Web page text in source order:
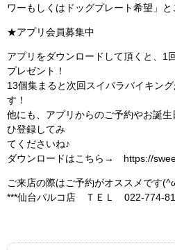
ワーもしくはドッグプレート希望」と
★アプリ会員募集中
アプリをダウンロードして頂くと、1
プレゼント！
13個集まると次回スイパラバイキン
す！
他にも、アプリからのご予約やお誕
ひ登録してみ
てくださいね♪
ダウンロードはこちら→ https://
ご来店の際はご予約がオススメです
***仙台パルコ店 ＴＥＬ 022-774-